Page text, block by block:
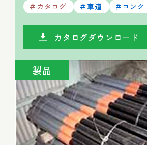
カタログ
車道 コン
カタログダウンロード
製品